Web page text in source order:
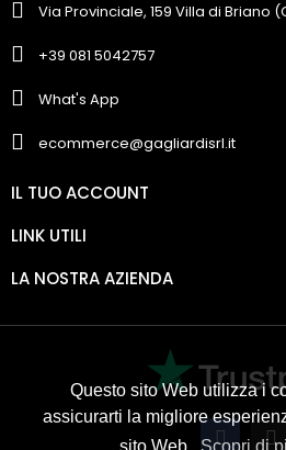
Questo sito Web utilizza i
assicurarti la migliore
Via Provinciale, 159 Villa di Briano
+39 081 5042757
What's App
ecommerce@gagliardisrl.it
IL TUO ACCOUNT
LINK UTILI
LA NOSTRA AZIENDA